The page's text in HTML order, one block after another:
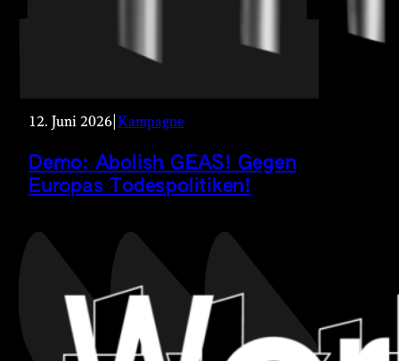
12. Juni 2026 Kampagne
Demo: Abolish GEAS! Gegen
Europas Todespolitiken!